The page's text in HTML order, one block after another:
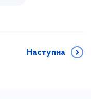
Наступна